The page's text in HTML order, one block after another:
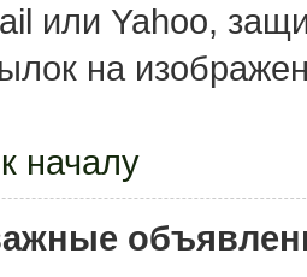
или Yahoo,
на
началу